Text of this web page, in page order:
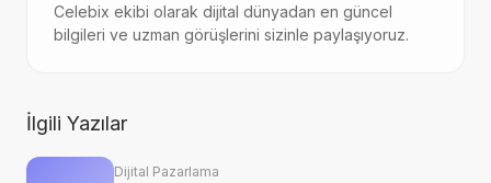
Celebix ekibi olarak dijital dünyadan en güncel
bilgileri ve uzman görüşlerini sizinle paylaşıyoruz.
İlgili Yazılar
Dijital Pazarlama